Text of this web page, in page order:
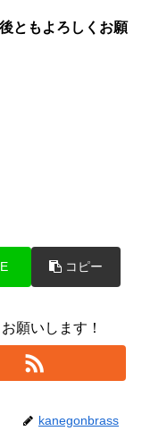
ともよろしくお願
コピー
願いします！
kanegonbrass